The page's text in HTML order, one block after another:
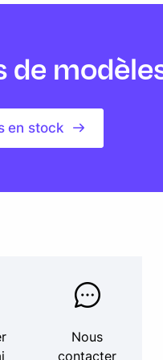
de
en stock
Nous
contacter